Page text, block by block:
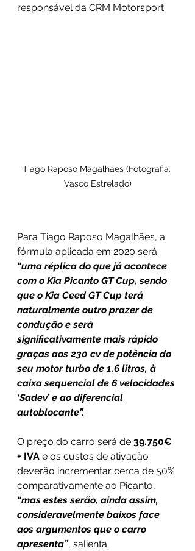
responsável da CRM Motorsport.
Tiago Raposo Magalhães (Fotografia:
Vasco Estrelado)
Para Tiago Raposo Magalhães, a
fórmula aplicada em 2020 será
“uma réplica do que já acontece
com o Kia Picanto GT Cup, sendo
que o Kia Ceed GT Cup terá
naturalmente outro prazer de
condução e será
significativamente mais rápido
graças aos 230 cv de potência do
seu motor turbo de 1.6 litros, à
caixa sequencial de 6 velocidades
‘Sadev’ e ao diferencial
autoblocante”.
O preço do carro será de 39.750€
+ IVA e os custos de ativação
deverão incrementar cerca de 50%
comparativamente ao Picanto,
“mas estes serão, ainda assim,
consideravelmente baixos face
aos argumentos que o carro
apresenta”, salienta.